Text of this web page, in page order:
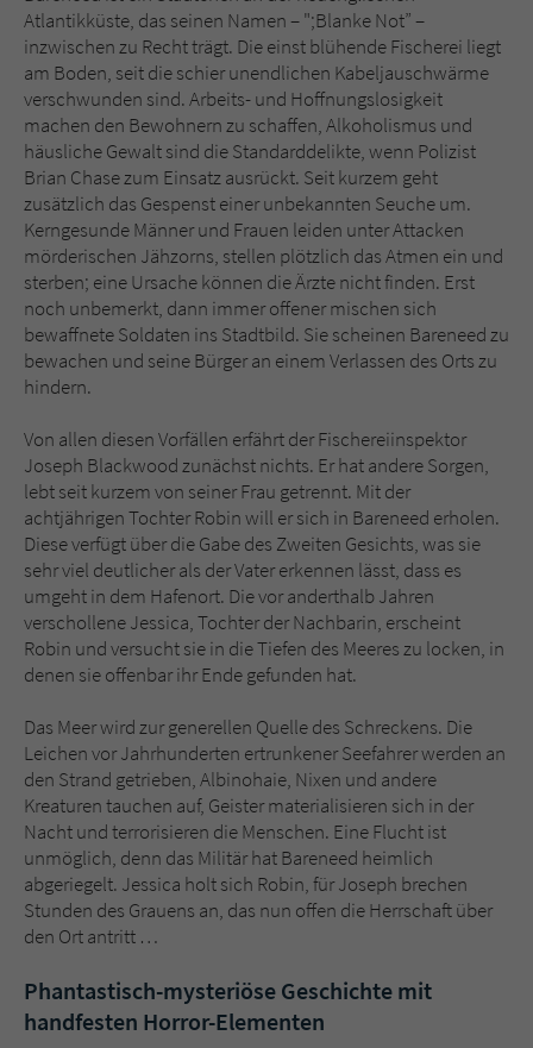
Atlantikküste, das seinen Namen – ";Blanke Not” –
inzwischen zu Recht trägt. Die einst blühende Fischerei liegt
am Boden, seit die schier unendlichen Kabeljauschwärme
verschwunden sind. Arbeits- und Hoffnungslosigkeit
machen den Bewohnern zu schaffen, Alkoholismus und
häusliche Gewalt sind die Standarddelikte, wenn Polizist
Brian Chase zum Einsatz ausrückt. Seit kurzem geht
zusätzlich das Gespenst einer unbekannten Seuche um.
Kerngesunde Männer und Frauen leiden unter Attacken
mörderischen Jähzorns, stellen plötzlich das Atmen ein und
sterben; eine Ursache können die Ärzte nicht finden. Erst
noch unbemerkt, dann immer offener mischen sich
bewaffnete Soldaten ins Stadtbild. Sie scheinen Bareneed zu
bewachen und seine Bürger an einem Verlassen des Orts zu
hindern.
Von allen diesen Vorfällen erfährt der Fischereiinspektor
Joseph Blackwood zunächst nichts. Er hat andere Sorgen,
lebt seit kurzem von seiner Frau getrennt. Mit der
achtjährigen Tochter Robin will er sich in Bareneed erholen.
Diese verfügt über die Gabe des Zweiten Gesichts, was sie
sehr viel deutlicher als der Vater erkennen lässt, dass es
umgeht in dem Hafenort. Die vor anderthalb Jahren
verschollene Jessica, Tochter der Nachbarin, erscheint
Robin und versucht sie in die Tiefen des Meeres zu locken, in
denen sie offenbar ihr Ende gefunden hat.
Das Meer wird zur generellen Quelle des Schreckens. Die
Leichen vor Jahrhunderten ertrunkener Seefahrer werden an
den Strand getrieben, Albinohaie, Nixen und andere
Kreaturen tauchen auf, Geister materialisieren sich in der
Nacht und terrorisieren die Menschen. Eine Flucht ist
unmöglich, denn das Militär hat Bareneed heimlich
abgeriegelt. Jessica holt sich Robin, für Joseph brechen
Stunden des Grauens an, das nun offen die Herrschaft über
den Ort antritt …
Phantastisch-mysteriöse Geschichte mit
handfesten Horror-Elementen
Sicherheitscode des Kontaktformulars zu
überprüfen.